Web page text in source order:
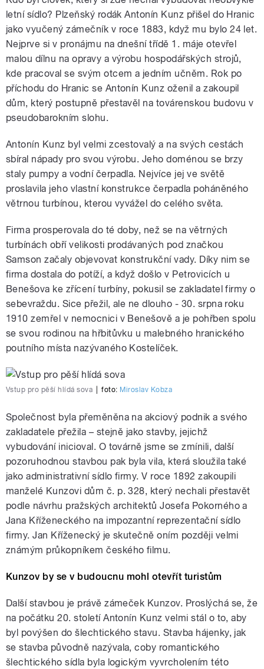
letní sídlo? Plzeňský rodák Antonín Kunz přišel do Hranic
jako vyučený zámečník v roce 1883, když mu bylo 24 let.
Nejprve si v pronájmu na dnešní třídě 1. máje otevřel
malou dílnu na opravy a výrobu hospodářských strojů,
kde pracoval se svým otcem a jedním učněm. Rok po
příchodu do Hranic se Antonín Kunz oženil a zakoupil
dům, který postupně přestavěl na továrenskou budovu v
pseudobarokním slohu.
Antonín Kunz byl velmi zcestovalý a na svých cestách
sbíral nápady pro svou výrobu. Jeho doménou se brzy
staly pumpy a vodní čerpadla. Nejvíce jej ve světě
proslavila jeho vlastní konstrukce čerpadla poháněného
větrnou turbínou, kterou vyvážel do celého světa.
Firma prosperovala do té doby, než se na větrných
turbínách obří velikosti prodávaných pod značkou
Samson začaly objevovat konstrukční vady. Díky nim se
firma dostala do potíží, a když došlo v Petrovicích u
Benešova ke zřícení turbíny, pokusil se zakladatel firmy o
sebevraždu. Sice přežil, ale ne dlouho - 30. srpna roku
1910 zemřel v nemocnici v Benešově a je pohřben spolu
se svou rodinou na hřbitůvku u malebného hranického
poutního místa nazývaného Kostelíček.
Vstup pro pěší hlídá sova foto: Miroslav Kobza
Společnost byla přeměněna na akciový podnik a svého
zakladatele přežila – stejně jako stavby, jejichž
vybudování inicioval. O továrně jsme se zmínili, další
pozoruhodnou stavbou pak byla vila, která sloužila také
jako administrativní sídlo firmy. V roce 1892 zakoupili
manželé Kunzovi dům č. p. 328, který nechali přestavět
podle návrhu pražských architektů Josefa Pokorného a
Jana Kříženeckého na impozantní reprezentační sídlo
firmy. Jan Kříženecký je skutečně oním později velmi
známým průkopníkem českého filmu.
Kunzov by se v budoucnu mohl otevřít turistům
Další stavbou je právě zámeček Kunzov. Proslýchá se, že
na počátku 20. století Antonín Kunz velmi stál o to, aby
byl povýšen do šlechtického stavu. Stavba hájenky, jak
se stavba původně nazývala, coby romantického
šlechtického sídla byla logickým vyvrcholením této